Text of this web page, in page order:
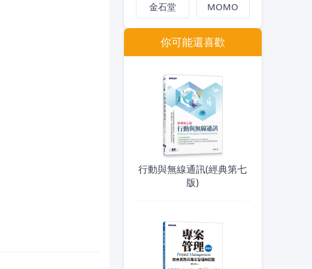
金石堂 MOMO
你可能還喜歡
行動與無線通訊(經典第七
版)